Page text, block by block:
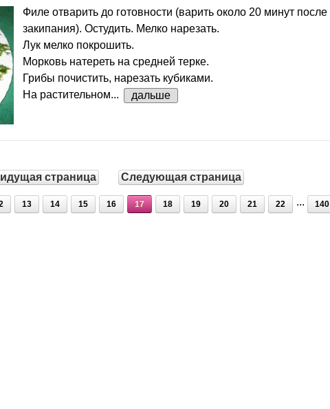
Филе отварить до готовности (варить около 20 минут после
закипания). Остудить. Мелко нарезать.
Лук мелко покрошить.
Морковь натереть на средней терке.
Грибы почистить, нарезать кубиками.
На растительном...
дальше
страница Следующая страница
13 14 15 16 17 18 19 20 21 22 ... 140